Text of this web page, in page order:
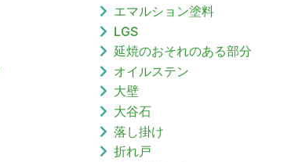
エマルション塗料
LGS
延焼のおそれのある部分
オイルステン
大壁
大谷石
落し掛け
折れ戸